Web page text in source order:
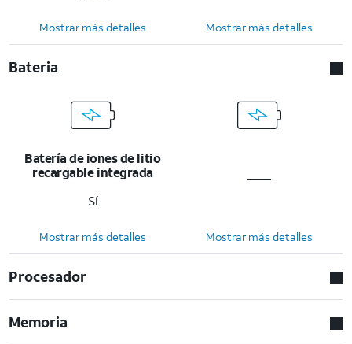
Mostrar más detalles Mostrar más detalles
Bateria
Batería de iones de litio
recargable integrada
Sí
Mostrar más detalles Mostrar más detalles
Procesador
Memoria